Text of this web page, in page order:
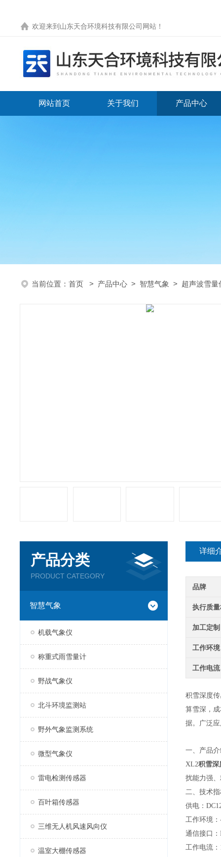
欢迎来到 山东天合环境科技有限公司网站 ！
网站首页 关于我们 产品中心
当前位置： 首页 > 产品中心 > 智慧气象 > 超声波雪量
产品分类
PRODUCT CATEGORY
智慧气象
机载气象仪
称重式雨雪量计
野战气象仪
北斗环境监测站
野外气象监测系统
微型气象仪
雷电检测传感器
百叶箱传感器
三维无人机风速风向仪
温室大棚传感器
详细
品牌
执行质
加工定制
工作环境
工作电流
积雪深度
算雪深，
据。广泛
一、产品
XL2积雪深
扰能力强
二、技术
供电：
工作环境
通信接口：
工作电流：